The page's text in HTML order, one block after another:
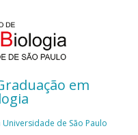
em
de São Paulo